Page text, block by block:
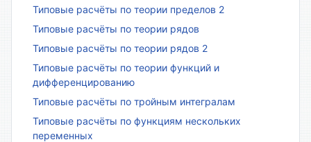
Типовые расчёты по теории пределов 2
Типовые расчёты по теории рядов
Типовые расчёты по теории рядов 2
Типовые расчёты по теории функций и
дифференцированию
Типовые расчёты по тройным интегралам
Типовые расчёты по функциям нескольких
переменных